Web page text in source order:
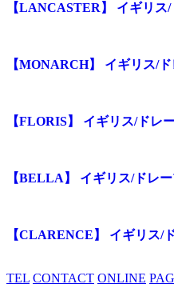
【LANCASTER】 イギリス
【MONARCH】 イギリス/
【FLORIS】 イギリス/ドレ
【BELLA】 イギリス/ドレ
【CLARENCE】 イギリス/
TEL CONTACT ONLINE